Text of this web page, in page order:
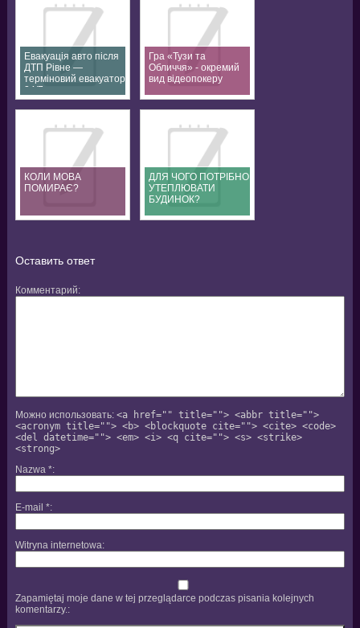
Евакуація авто після
ДТП Рівне —
терміновий евакуатор
24/7
Гра «Тузи та
Обличчя» - окремий
вид відеопокеру
КОЛИ МОВА
ПОМИРАЄ?
ДЛЯ ЧОГО ПОТРІБНО
УТЕПЛЮВАТИ
БУДИНОК?
Оставить ответ
Комментарий
Можно использовать: <a href="" title=""> <abbr title="">
<acronym title=""> <b> <blockquote cite=""> <cite> <code>
<del datetime=""> <em> <i> <q cite=""> <s> <strike>
<strong>
Nazwa *
E-mail *
Witryna internetowa
Zapamiętaj moje dane w tej przeglądarce podczas pisania kolejnych
komentarzy.